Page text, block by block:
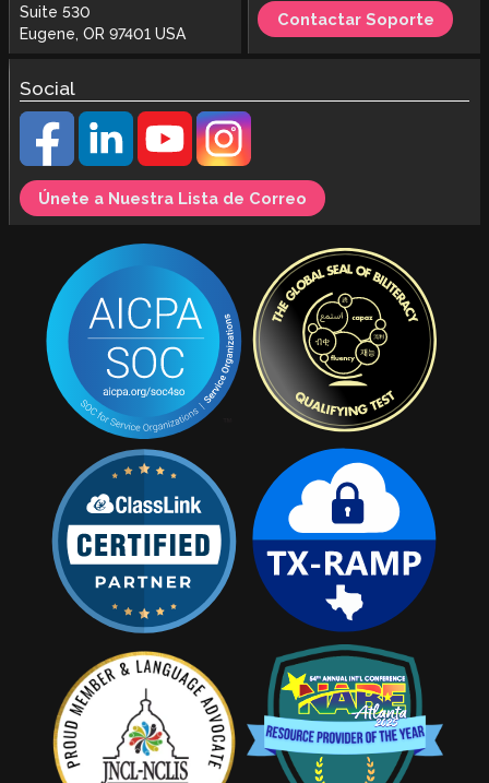
Suite 530
Eugene, OR 97401 USA
Contactar Soporte
Social
Únete a Nuestra Lista de Correo